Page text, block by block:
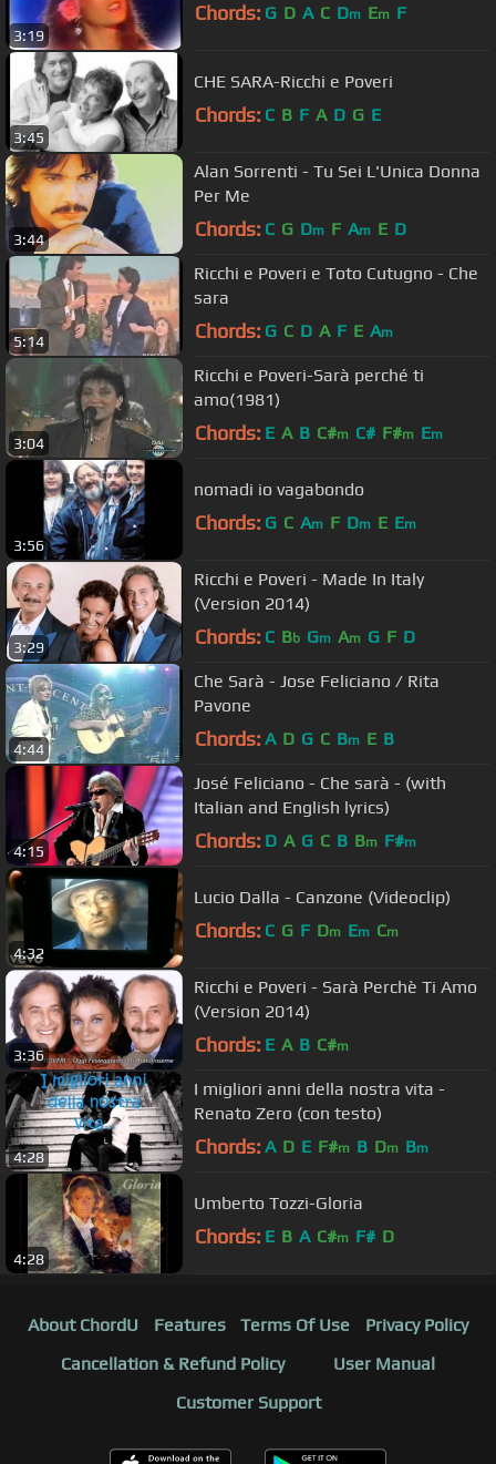
3:19
Chords: G D A C Dm Em F
3:45
CHE SARA-Ricchi e Poveri
Chords: C B F A D G E
3:44
Alan Sorrenti - Tu Sei L'Unica Donna
Per Me
Chords: C G Dm F Am E D
5:14
Ricchi e Poveri e Toto Cutugno - Che
sara
Chords: G C D A F E Am
3:04
Ricchi e Poveri-Sarà perché ti
amo(1981)
Chords: E A B C#m C# F#m Em
3:56
nomadi io vagabondo
Chords: G C Am F Dm E Em
3:29
Ricchi e Poveri - Made In Italy
(Version 2014)
Chords: C Bb Gm Am G F D
4:44
Che Sarà - Jose Feliciano / Rita
Pavone
Chords: A D G C Bm E B
4:15
José Feliciano - Che sarà - (with
Italian and English lyrics)
Chords: D A G C B Bm F#m
4:32
Lucio Dalla - Canzone (Videoclip)
Chords: C G F Dm Em Cm
3:36
Ricchi e Poveri - Sarà Perchè Ti Amo
(Version 2014)
Chords: E A B C#m
4:28
I migliori anni della nostra vita -
Renato Zero (con testo)
Chords: A D E F#m B Dm Bm
4:28
Umberto Tozzi-Gloria
Chords: E B A C#m F# D
About ChordU Features Terms Of Use
Privacy Policy
Cancellation & Refund Policy
User Manual
Customer Support